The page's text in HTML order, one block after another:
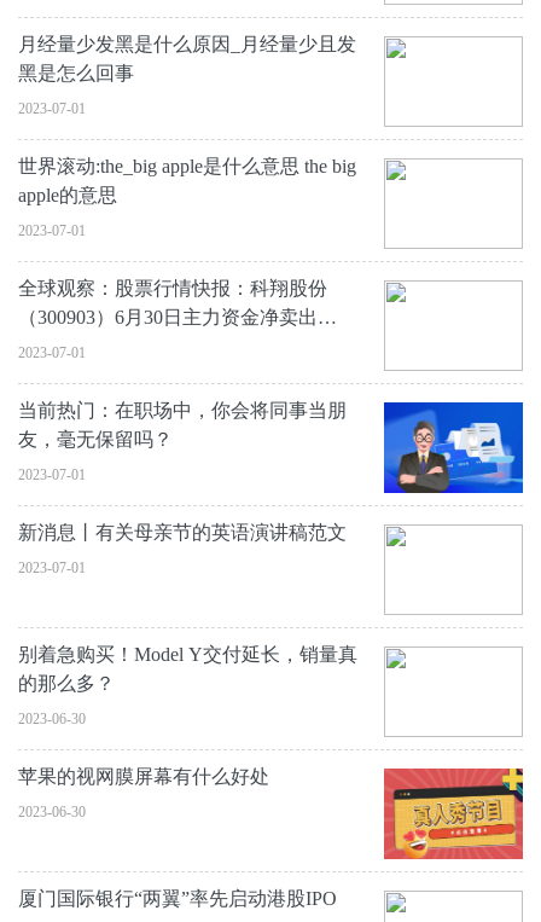
月经量少发黑是什么原因_月经量少且发
黑是怎么回事
2023-07-01
世界滚动:the_big apple是什么意思 the big
apple的意思
2023-07-01
全球观察：股票行情快报：科翔股份
（300903）6月30日主力资金净卖出
1114.12万元
2023-07-01
当前热门：在职场中，你会将同事当朋
友，毫无保留吗？
2023-07-01
新消息丨有关母亲节的英语演讲稿范文
2023-07-01
别着急购买！Model Y交付延长，销量真
的那么多？
2023-06-30
苹果的视网膜屏幕有什么好处
2023-06-30
厦门国际银行“两翼”率先启动港股IPO